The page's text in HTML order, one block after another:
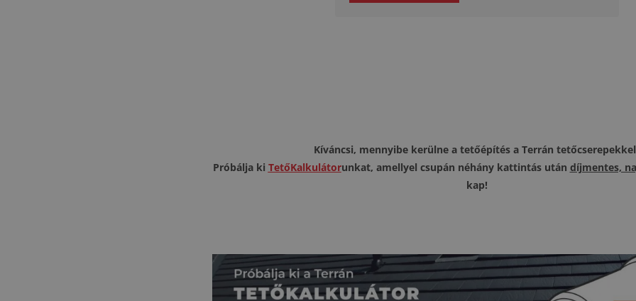
Kíváncsi, mennyibe kerülne a tetőépítés a Terrán
Próbálja ki TetőKalkulátorunkat, amellyel csupán néhány kattintás után díjmentes,
kap!